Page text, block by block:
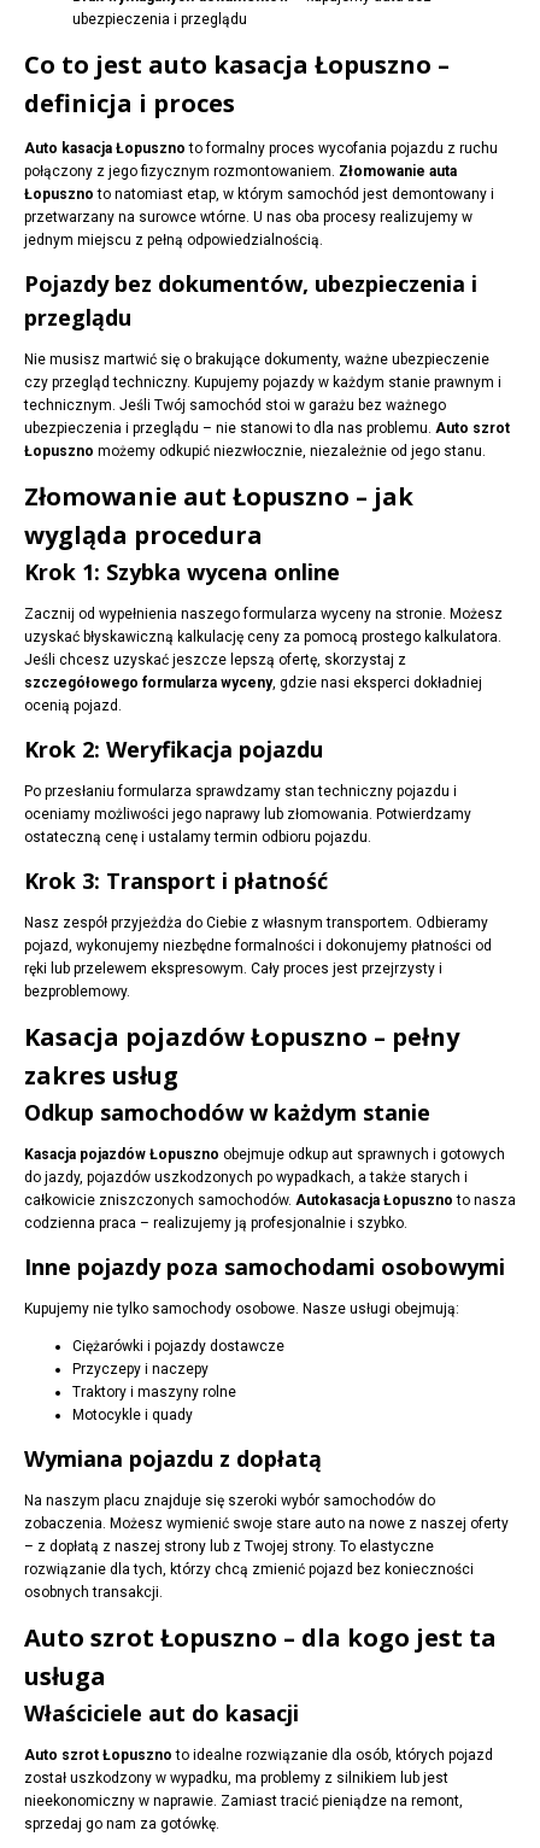
ubezpieczenia i przeglądu
Co to jest auto kasacja Łopuszno –
definicja i proces
Auto kasacja Łopuszno to formalny proces wycofania pojazdu z ruchu
połączony z jego fizycznym rozmontowaniem. Złomowanie auta
Łopuszno to natomiast etap, w którym samochód jest demontowany i
przetwarzany na surowce wtórne. U nas oba procesy realizujemy w
jednym miejscu z pełną odpowiedzialnością.
Pojazdy bez dokumentów, ubezpieczenia i
przeglądu
Nie musisz martwić się o brakujące dokumenty, ważne ubezpieczenie
czy przegląd techniczny. Kupujemy pojazdy w każdym stanie prawnym i
technicznym. Jeśli Twój samochód stoi w garażu bez ważnego
ubezpieczenia i przeglądu – nie stanowi to dla nas problemu. Auto szrot
Łopuszno możemy odkupić niezwłocznie, niezależnie od jego stanu.
Złomowanie aut Łopuszno – jak
wygląda procedura
Krok 1: Szybka wycena online
Zacznij od wypełnienia naszego formularza wyceny na stronie. Możesz
uzyskać błyskawiczną kalkulację ceny za pomocą prostego kalkulatora.
Jeśli chcesz uzyskać jeszcze lepszą ofertę, skorzystaj z
szczegółowego formularza wyceny, gdzie nasi eksperci dokładniej
ocenią pojazd.
Krok 2: Weryfikacja pojazdu
Po przesłaniu formularza sprawdzamy stan techniczny pojazdu i
oceniamy możliwości jego naprawy lub złomowania. Potwierdzamy
ostateczną cenę i ustalamy termin odbioru pojazdu.
Krok 3: Transport i płatność
Nasz zespół przyjeżdża do Ciebie z własnym transportem. Odbieramy
pojazd, wykonujemy niezbędne formalności i dokonujemy płatności od
ręki lub przelewem ekspresowym. Cały proces jest przejrzysty i
bezproblemowy.
Kasacja pojazdów Łopuszno – pełny
zakres usług
Odkup samochodów w każdym stanie
Kasacja pojazdów Łopuszno obejmuje odkup aut sprawnych i gotowych
do jazdy, pojazdów uszkodzonych po wypadkach, a także starych i
całkowicie zniszczonych samochodów. Autokasacja Łopuszno to nasza
codzienna praca – realizujemy ją profesjonalnie i szybko.
Inne pojazdy poza samochodami osobowymi
Kupujemy nie tylko samochody osobowe. Nasze usługi obejmują:
Ciężarówki i pojazdy dostawcze
Przyczepy i naczepy
Traktory i maszyny rolne
Motocykle i quady
Wymiana pojazdu z dopłatą
Na naszym placu znajduje się szeroki wybór samochodów do
zobaczenia. Możesz wymienić swoje stare auto na nowe z naszej oferty
– z dopłatą z naszej strony lub z Twojej strony. To elastyczne
rozwiązanie dla tych, którzy chcą zmienić pojazd bez konieczności
osobnych transakcji.
Auto szrot Łopuszno – dla kogo jest ta
usługa
Właściciele aut do kasacji
Auto szrot Łopuszno to idealne rozwiązanie dla osób, których pojazd
został uszkodzony w wypadku, ma problemy z silnikiem lub jest
nieekonomiczny w naprawie. Zamiast tracić pieniądze na remont,
sprzedaj go nam za gotówkę.